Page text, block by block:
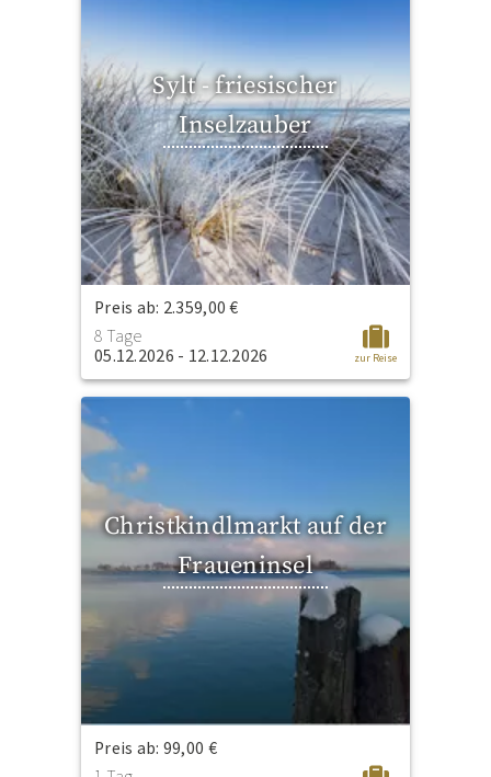
Sylt - friesischer
Inselzauber
Preis ab: 2.359,00 €
8 Tage
05.12.2026 - 12.12.2026
zur Reise
Christkindlmarkt auf der
Fraueninsel
Preis ab: 99,00 €